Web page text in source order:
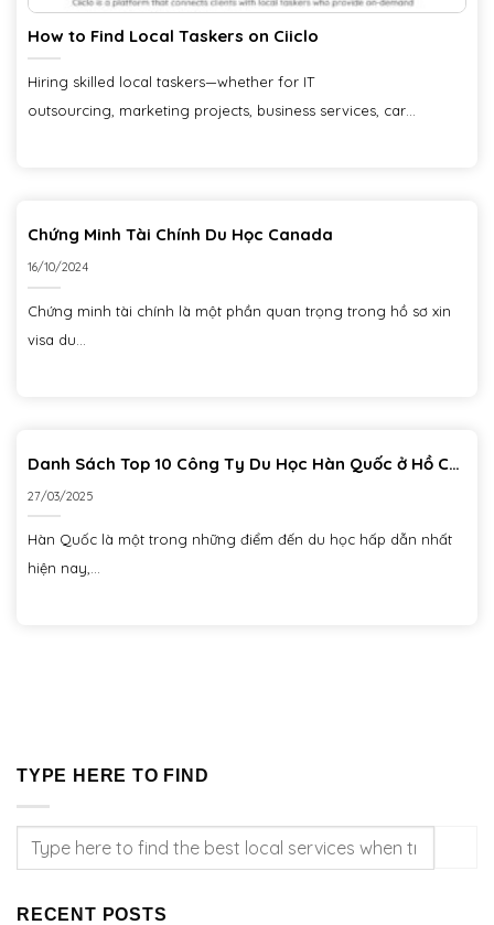
How to Find Local Taskers on Ciiclo
Hiring skilled local taskers—whether for IT
outsourcing, marketing projects, business services, car
Chứng Minh Tài Chính Du Học Canada
16/10/2024
Chứng minh tài chính là một phần quan trọng trong hồ sơ xin
visa du...
Danh Sách Top 10 Công Ty Du Học Hàn Quốc ở Hồ Chí
27/03/2025
Hàn Quốc là một trong những điểm đến du học hấp dẫn nhất
hiện nay,...
TYPE HERE TO FIND
RECENT POSTS